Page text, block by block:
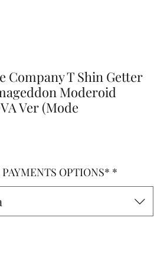
Company T Shin Getter
Moderoid
Ver (Mode
OPTIONS* *